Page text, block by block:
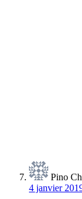
Pino
4 janvier